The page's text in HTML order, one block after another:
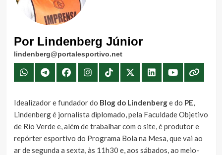
Por Lindenberg Júnior
lindenberg@portalesportivo.net
Idealizador e fundador do Blog do Lindenberge do PE,
Lindenberg é jornalista diplomado, pela Faculdade Objetivo
de Rio Verde e, além de trabalhar com o site, é produtor e
repórter esportivo do Programa Bola na Mesa, que vai ao
ar de segunda a sexta, às 11h30 e, aos sábados, ao meio-